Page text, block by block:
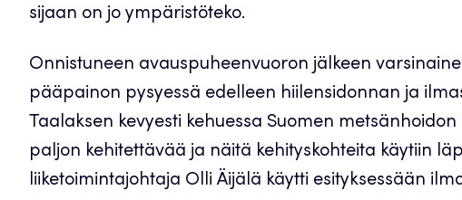
sijaan on jo ympäristöteko.
Onnistuneen avauspuheenvuoron jälkeen
pääpainon pysyessä edelleen hiilensidonnan ja
Taalaksen kevyesti kehuessa Suomen
paljon kehitettävää ja näitä kehityskohteita käytiin
liiketoimintajohtaja Olli Äijälä käytti esityksessään